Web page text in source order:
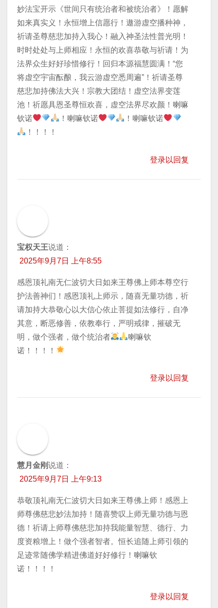
妙法宝开示《世间只有统治者和被统治者》！愿解
如来真实义！永恒增上信愿行！遨游虚空播种神，
祈请圣尊慈悲加持入我心！融入神圣法性普光明！
时时处处与上师相应！永恒的欢喜恭敬与祈请！为
法界众生好好珍惜修行！回归本源福慧圆满！“您
将虚空宇宙酝酿，我云游虚空悉周遍”！祈请圣尊
慈悲加持佛法大兴！宗教大团结！虚空法界变莲
池！祈愿具恩圣尊恒欢喜，虚空法界尽欢颜！喇嘛
钦诺
！喇嘛钦诺
！喇嘛钦诺
！！！！
登录以回复
宝权天王说道：
2025年9月7日 上午8:55
感恩顶礼南无仁波切大日如来王尊佛上师本尊空行
护法善神们！感恩顶礼上师示，随喜无量功德，祈
请加持大恭敬心以大信心依止菩提如法修行，自净
其意，断恶修善，依教奉行，严明戒律，摧破无
明，做个强者，做个统治者
喇嘛钦
诺！！！！
登录以回复
慧月金刚说道：
2025年9月7日 上午9:13
恭敬顶礼南无仁波切大日如来王尊佛上师！感恩上
师尊佛慈悲妙法加持！随喜赞叹上师无量功德与恩
德！祈请上师尊佛慈悲加持我能量智慧、德行、力
度资粮增上！做个强者智者。恒长追随上师引领的
足迹常随佛学精进佛道好好修行！喇嘛钦
诺！！！！
登录以回复